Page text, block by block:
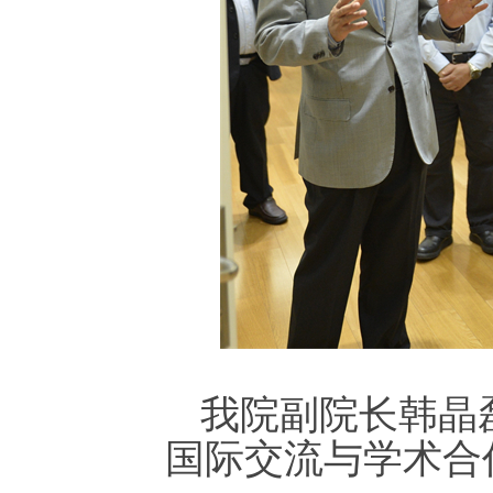
我院副院长韩晶
国际交流与学术